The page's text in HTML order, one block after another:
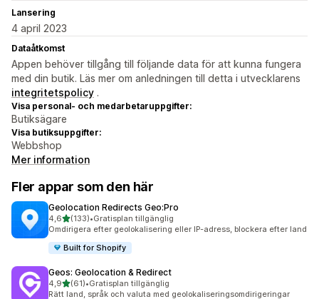
Lansering
4 april 2023
Dataåtkomst
Appen behöver tillgång till följande data för att kunna fungera
med din butik. Läs mer om anledningen till detta i utvecklarens
integritetspolicy .
Visa personal- och medarbetaruppgifter:
Butiksägare
Visa butiksuppgifter:
Webbshop
Mer information
Fler appar som den här
Geolocation Redirects Geo:Pro
4,6av 5 stjärnor
(133)
133 recensioner totalt
•Gratisplan tillgänglig
Omdirigera efter geolokalisering eller IP-adress, blockera efter land
Built for Shopify
Geos: Geolocation & Redirect
4,9av 5 stjärnor
(61)
61 recensioner totalt
•Gratisplan tillgänglig
Rätt land, språk och valuta med geolokaliseringsomdirigeringar